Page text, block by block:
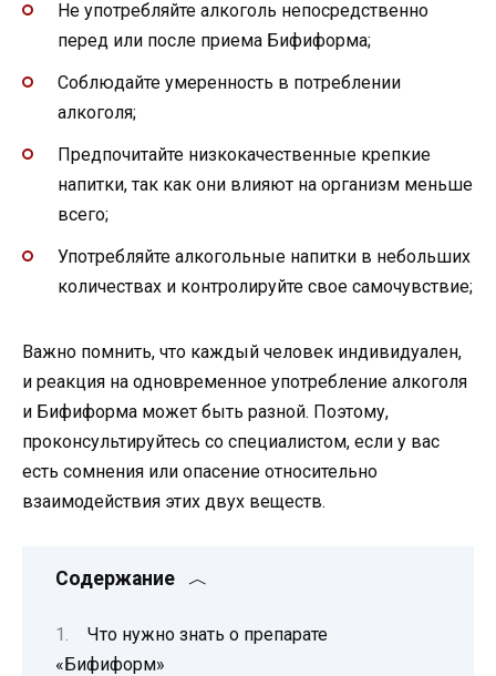
Не употребляйте алкоголь непосредственно
перед или после приема Бифиформа;
Соблюдайте умеренность в потреблении
алкоголя;
Предпочитайте низкокачественные крепкие
напитки, так как они влияют на организм меньше
всего;
Употребляйте алкогольные напитки в небольших
количествах и контролируйте свое самочувствие;
Важно помнить, что каждый человек индивидуален,
и реакция на одновременное употребление алкоголя
и Бифиформа может быть разной. Поэтому,
проконсультируйтесь со специалистом, если у вас
есть сомнения или опасение относительно
взаимодействия этих двух веществ.
Содержание
Что нужно знать о препарате
«Бифиформ»